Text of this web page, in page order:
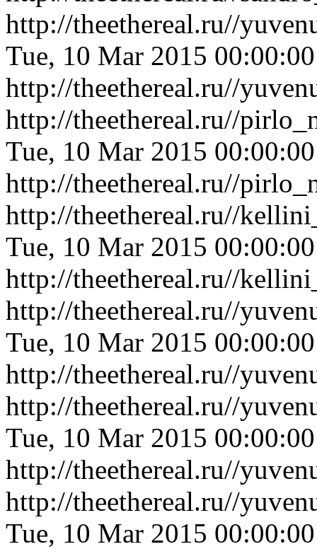
http://theethereal.ru//
Tue, 10 Mar 2015
http://theethereal.ru//
http://theethereal.ru//
Tue, 10 Mar 2015
http://theethereal.ru//
http://theethereal.ru//
Tue, 10 Mar 2015
http://theethereal.ru//
http://theethereal.ru//
Tue, 10 Mar 2015
http://theethereal.ru//
http://theethereal.ru//
Tue, 10 Mar 2015
http://theethereal.ru//
http://theethereal.ru//
Tue, 10 Mar 2015